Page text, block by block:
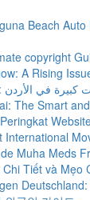
Beach
copyright
A Rising
The Smart
International
Muha Meds
Tiết và Mẹo
Deutschland: